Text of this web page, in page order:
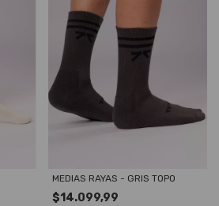
MEDIAS RAYAS - GRIS TOPO
$14.099,99